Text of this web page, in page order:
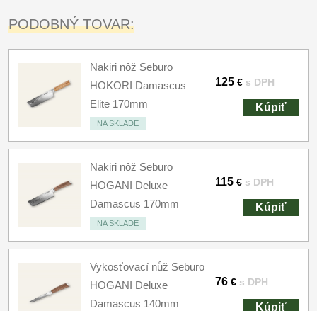
PODOBNÝ TOVAR:
Nakiri nôž Seburo
HOKORI Damascus
Elite 170mm
NA SKLADE
125 € s DPH
Kúpiť
Nakiri nôž Seburo
HOGANI Deluxe
Damascus 170mm
NA SKLADE
115 € s DPH
Kúpiť
Vykosťovací nůž Seburo
HOGANI Deluxe
Damascus 140mm
76 € s DPH
Kúpiť